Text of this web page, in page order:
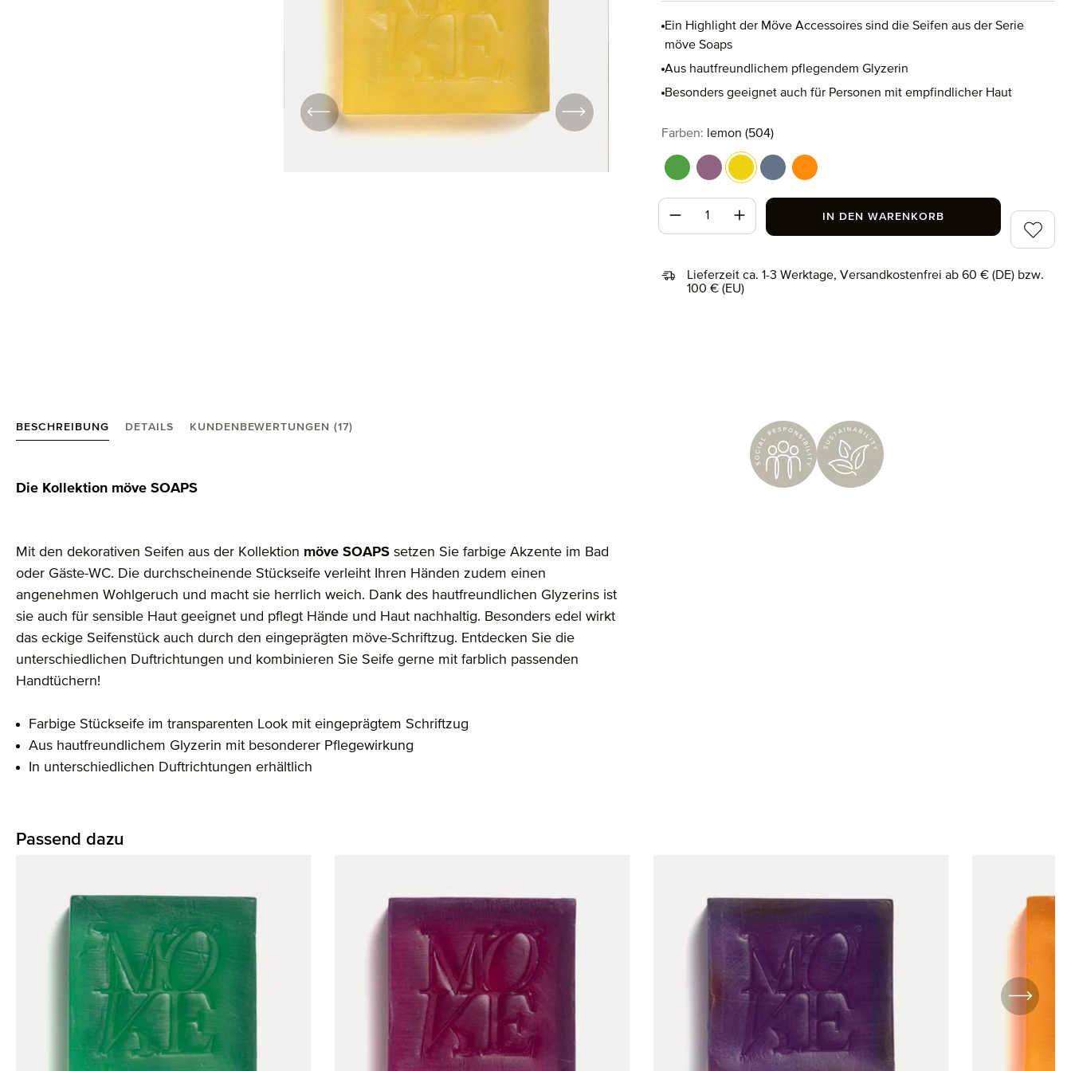
Ein Highlight der Möve Accessoires sind die Seifen aus der Serie
möve Soaps
Aus hautfreundlichem pflegendem Glyzerin
Besonders geeignet auch für Personen mit empfindlicher Haut
Lieferzeit ca. 1-3 Werktage, Versandkostenfrei ab 60 € (DE) bzw.
100 € (EU)
Farbenauswählen
: lemon (504)
fresh green (509)
lavender (513)
lemon (504)
mint (505)tangerine (511)
Produkt Anzahl: Gib den gewünschten Wert
IN DEN WARENKORB Zum
BESCHREIBUNG DETAILS KUNDENBEWERTUNGEN (17)
Produktinformationen "Soaps Seife"
Die Kollektion möve SOAPS
Mit den dekorativen Seifen aus der Kollektion möve SOAPS setzen Sie farbige Akzente im Bad
oder Gäste-WC. Die durchscheinende Stückseife verleiht Ihren Händen zudem einen
angenehmen Wohlgeruch und macht sie herrlich weich. Dank des hautfreundlichen Glyzerins ist
sie auch für sensible Haut geeignet und pflegt Hände und Haut nachhaltig. Besonders edel wirkt
das eckige Seifenstück auch durch den eingeprägten möve-Schriftzug. Entdecken Sie die
unterschiedlichen Duftrichtungen und kombinieren Sie Seife gerne mit farblich passenden
Handtüchern!
Farbige Stückseife im transparenten Look mit eingeprägtem Schriftzug
Aus hautfreundlichem Glyzerin mit besonderer Pflegewirkung
In unterschiedlichen Duftrichtungen erhältlich
Passend dazu